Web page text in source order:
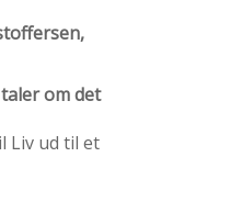
om det
Liv ud til et